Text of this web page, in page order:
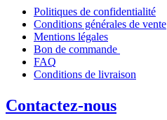
Politiques de confidentialité
Conditions générales de vente
Mentions légales
Bon de commande
FAQ
Conditions de livraison
Contactez-nous